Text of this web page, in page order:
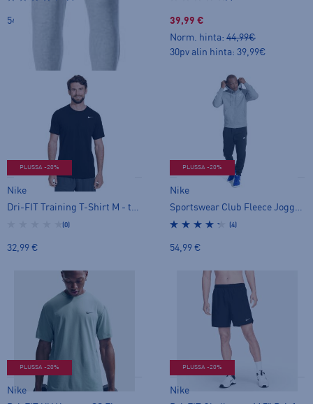
54,99 €
39,99 €
Norm. hinta: 44,99€
30pv alin hinta: 39,99€
PLUSSA -20%
Nike
Dri-FIT Training T-Shirt M - t-paita
(0)
32,99 €
PLUSSA -20%
Nike
Sportswear Club Fleece Joggers M - collegehousut
(4)
54,99 €
PLUSSA -20%
Nike
PLUSSA -20%
Nike